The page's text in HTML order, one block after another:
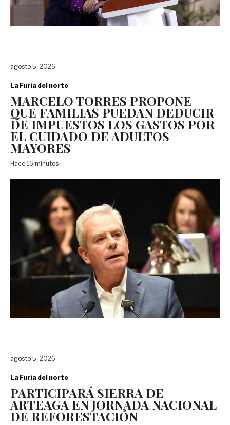
agosto 5, 2026
La Furia del norte
MARCELO TORRES PROPONE
QUE FAMILIAS PUEDAN DEDUCIR
DE IMPUESTOS LOS GASTOS POR
EL CUIDADO DE ADULTOS
MAYORES
Hace 16 minutos
agosto 5, 2026
La Furia del norte
PARTICIPARÁ SIERRA DE
ARTEAGA EN JORNADA NACIONAL
DE REFORESTACIÓN